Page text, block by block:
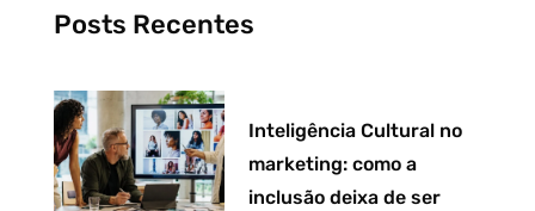
Posts Recentes
Inteligência Cultural no
marketing: como a
inclusão deixa de ser